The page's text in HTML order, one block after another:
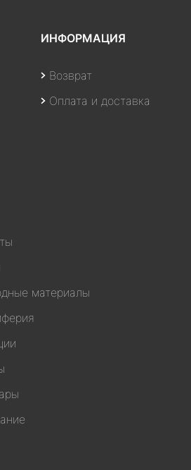
ИНФОРМАЦИЯ
Возврат
Оплата и доставка
материалы